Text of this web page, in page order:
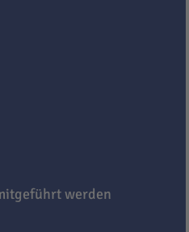
werden